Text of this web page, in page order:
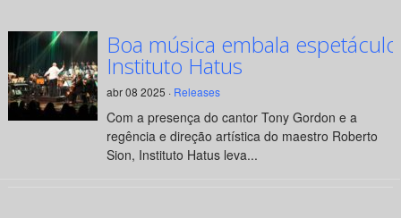
Boa música embala
Instituto Hatus
abr 08 2025 · Releases
Com a presença do cantor Tony Gordon e a
regência e direção artística do maestro Roberto
Sion, Instituto Hatus leva...